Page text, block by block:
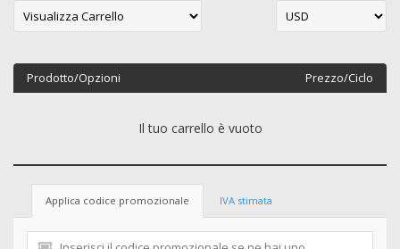
Prodotto/Opzioni Prezzo/Ciclo
Il tuo carrello è vuoto
Applica codice promozionale IVA stimata